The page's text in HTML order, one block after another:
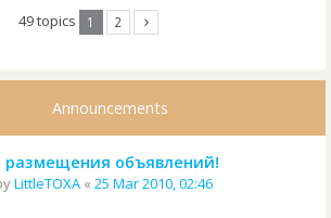
49 topics 1 2
Announcements
размещения объявлений!
LittleTOXA « 25 Mar 2010, 02:46